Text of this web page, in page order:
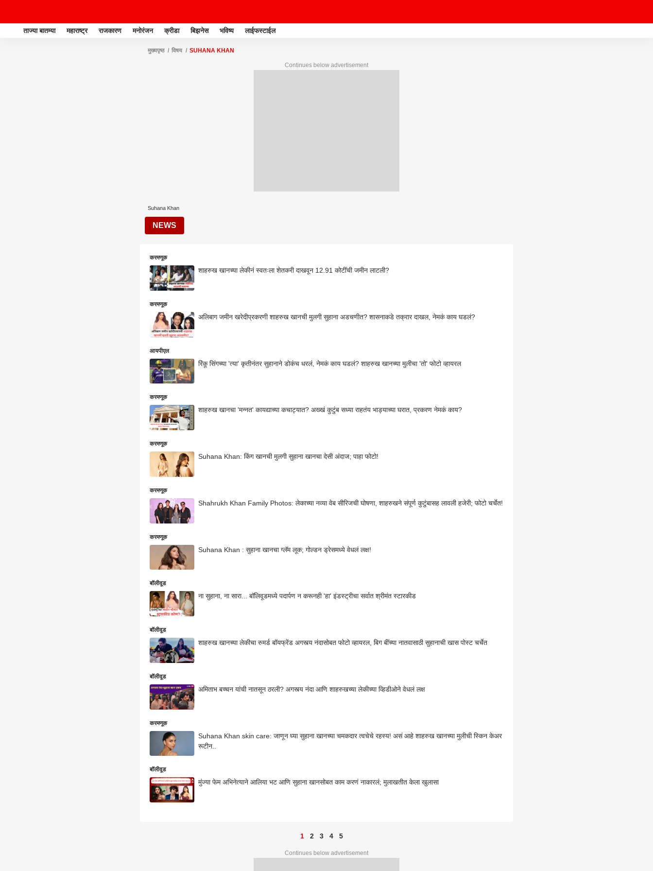
ताज्या बातम्या महाराष्ट्र राजकारण मनोरंजन क्रीडा बिझनेस भविष्य लाईफस्टाईल
मुख्यपृष्ठ विषय SUHANA KHAN
Continues below advertisement
Suhana Khan
NEWS
करमणूक
शाहरुख खानच्या लेकीनं स्वतःला शेतकरी दाखवून 12.91 कोटींची जमीन लाटली?
करमणूक
अलिबाग जमीन खरेदीप्रकरणी शाहरुख खानची मुलगी सुहाना अडचणीत? शासनाकडे तक्रार दाखल, नेमकं काय घडलं?
आयपीएल
रिंकू सिंगच्या 'त्या' कृतीनंतर सुहानाने डोकंच धरलं, नेमकं काय घडलं? शाहरुख खानच्या मुलीचा 'तो' फोटो व्हायरल
करमणूक
शाहरुख खानचा 'मन्नत' कायद्याच्या कचाट्यात? अख्खं कुटुंब सध्या राहतंय भाड्याच्या घरात, प्रकरण नेमकं काय?
करमणूक
Suhana Khan: किंग खानची मुलगी सुहाना खानचा देसी अंदाज; पाहा फोटो!
करमणूक
Shahrukh Khan Family Photos: लेकाच्या नव्या वेब सीरिजची घोषणा, शाहरुखने संपूर्ण कुटुंबासह लावली हजेरी; फोटो चर्चेत!
करमणूक
Suhana Khan : सुहाना खानचा ग्लॅम लूक; गोल्डन ड्रेसमध्ये वेधलं लक्ष!
बॉलीवूड
ना सुहाना, ना सारा... बॉलिवूडमध्ये पदार्पण न करूनही 'हा' इंडस्ट्रीचा सर्वात श्रीमंत स्टारकीड
बॉलीवूड
शाहरुख खानच्या लेकीचा रुमर्ड बॉयफ्रेंड अगस्त्य नंदासोबत फोटो व्हायरल, बिग बींच्या नातवासाठी सुहानाची खास पोस्ट चर्चेत
बॉलीवूड
अमिताभ बच्चन यांची नातसून ठरली? अगस्त्य नंदा आणि शाहरुखच्या लेकीच्या व्हिडीओने वेधलं लक्ष
करमणूक
Suhana Khan skin care: जाणून घ्या सुहाना खानच्या चमकदार त्वचेचे रहस्य! असं आहे शाहरुख खानच्या मुलीची स्किन केअर
रूटीन..
बॉलीवूड
मुंज्या फेम अभिनेत्याने आलिया भट आणि सुहाना खानसोबत काम करणं नाकारलं; मुलाखतीत केला खुलासा
1 2 3 4 5
Continues below advertisement